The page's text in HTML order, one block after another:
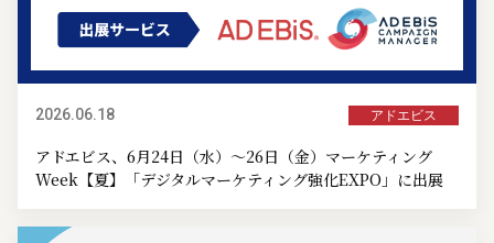
2026.06.18 アドエビス
アドエビス、6月24日（水）～26日（金）マーケティング
Week【夏】「デジタルマーケティング強化EXPO」に出展